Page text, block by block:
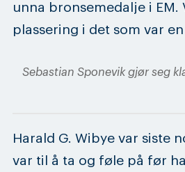
unna bronsemedalje i
plassering i det som var
Sebastian Sponevik gjør seg
Harald G. Wibye var siste
var til å ta og føle på før